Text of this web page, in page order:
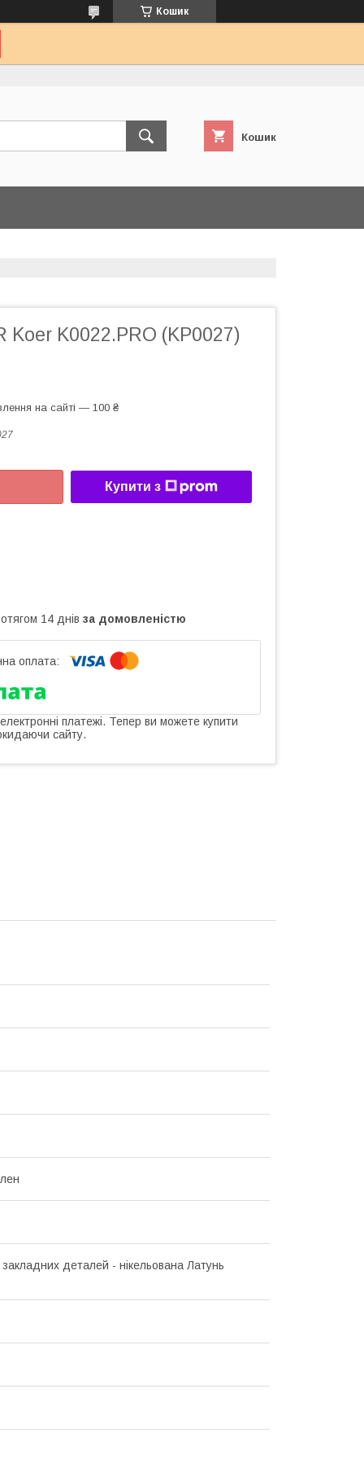
Кошик
Кошик
Koer K0022.PRO (KP0027)
на сайті — 100 ₴
Купити з
14 днів за домовленістю
платежі. Тепер ви можете купити
сайту.
деталей - нікельована Латунь